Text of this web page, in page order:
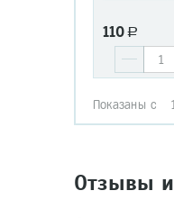
110 a
Показаны с
Отзывы